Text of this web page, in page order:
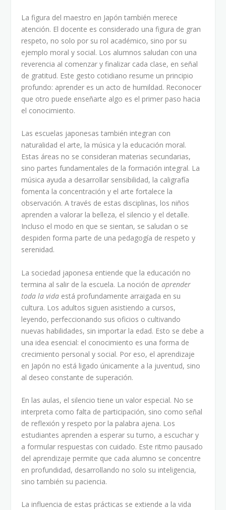
La figura del maestro en Japón también merece
atención. El docente es considerado una figura de gran
respeto, no solo por su rol académico, sino por su
ejemplo moral y social. Los alumnos saludan con una
reverencia al comenzar y finalizar cada clase, en señal
de gratitud. Este gesto cotidiano resume un principio
profundo: aprender es un acto de humildad. Reconocer
que otro puede enseñarte algo es el primer paso hacia
el conocimiento.
Las escuelas japonesas también integran con
naturalidad el arte, la música y la educación moral.
Estas áreas no se consideran materias secundarias,
sino partes fundamentales de la formación integral. La
música ayuda a desarrollar sensibilidad, la caligrafía
fomenta la concentración y el arte fortalece la
observación. A través de estas disciplinas, los niños
aprenden a valorar la belleza, el silencio y el detalle.
Incluso el modo en que se sientan, se saludan o se
despiden forma parte de una pedagogía de respeto y
serenidad.
La sociedad japonesa entiende que la educación no
termina al salir de la escuela. La noción deaprender
toda la vida está profundamente arraigada en su
cultura. Los adultos siguen asistiendo a cursos,
leyendo, perfeccionando sus oficios o cultivando
nuevas habilidades, sin importar la edad. Esto se debe a
una idea esencial: el conocimiento es una forma de
crecimiento personal y social. Por eso, el aprendizaje
en Japón no está ligado únicamente a la juventud, sino
al deseo constante de superación.
En las aulas, el silencio tiene un valor especial. No se
interpreta como falta de participación, sino como señal
de reflexión y respeto por la palabra ajena. Los
estudiantes aprenden a esperar su turno, a escuchar y
a formular respuestas con cuidado. Este ritmo pausado
del aprendizaje permite que cada alumno se concentre
en profundidad, desarrollando no solo su inteligencia,
sino también su paciencia.
La influencia de estas prácticas se extiende a la vida